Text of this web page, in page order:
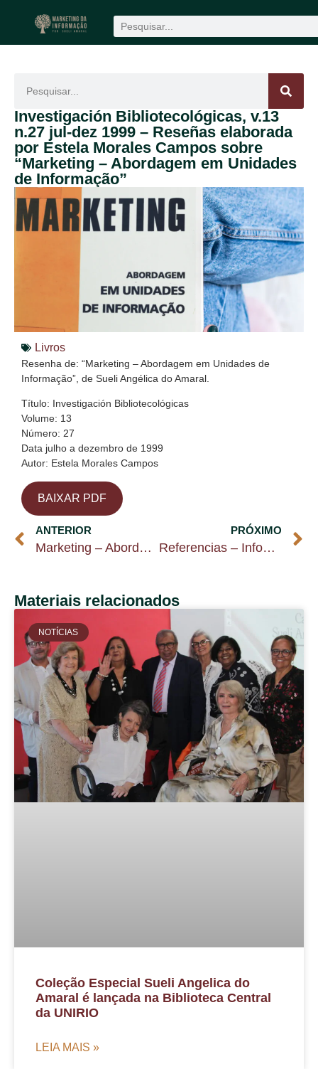
Investigación Bibliotecológicas, v.13
n.27 jul-dez 1999 – Reseñas elaborada
por Estela Morales Campos sobre
“Marketing – Abordagem em Unidades
de Informação”
Livros
Resenha de: “Marketing – Abordagem em Unidades de
Informação”, de Sueli Angélica do Amaral.
Título: Investigación Bibliotecológicas
Volume: 13
Número: 27
Data julho a dezembro de 1999
Autor: Estela Morales Campos
BAIXAR PDF
ANTERIOR
Marketing – Abordagem em Unidades de Informação (capa e sumário)
PRÓXIMO
Referencias – Infodiversidad v.5 N.2 ago 2000
Materiais relacionados
NOTÍCIAS
Coleção Especial Sueli Angelica do
Amaral é lançada na Biblioteca Central
da UNIRIO
LEIA MAIS »